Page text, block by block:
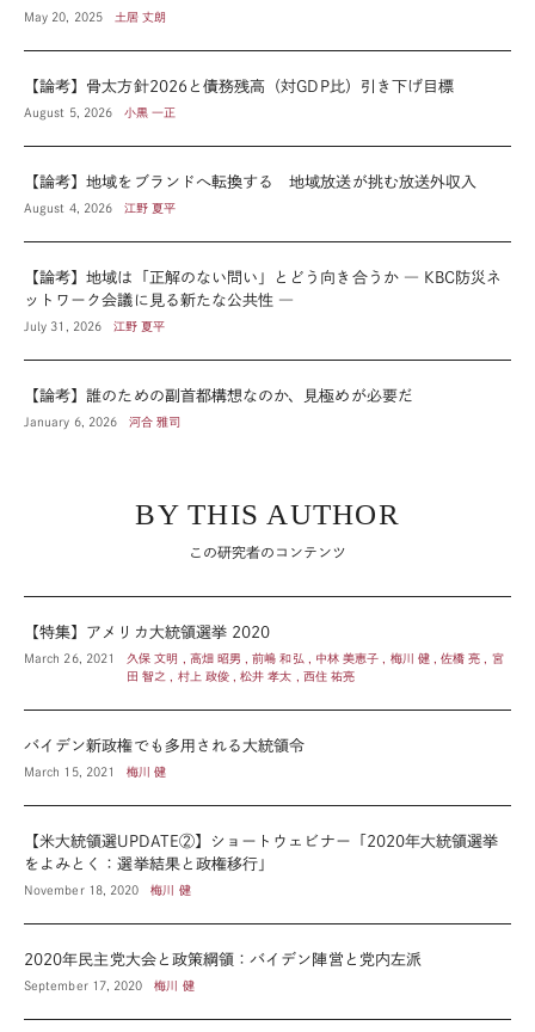
May 20, 2025 土居 丈朗
【論考】骨太方針2026と債務残高（対GDP比）引き下げ目標
August 5, 2026 小黒 一正
【論考】地域をブランドへ転換する 地域放送が挑む放送外収入
August 4, 2026 江野 夏平
【論考】地域は「正解のない問い」とどう向き合うか ― KBC防災ネ
ットワーク会議に見る新たな公共性 ―
July 31, 2026 江野 夏平
【論考】誰のための副首都構想なのか、見極めが必要だ
January 6, 2026 河合 雅司
BY THIS AUTHOR
この研究者のコンテンツ
【特集】アメリカ大統領選挙 2020
March 26, 2021
久保 文明 , 高畑 昭男 , 前嶋 和弘 , 中林 美恵子 , 梅川 健 , 佐橋 亮 , 宮
田 智之 , 村上 政俊 , 松井 孝太 , 西住 祐亮
バイデン新政権でも多用される大統領令
March 15, 2021 梅川 健
【米大統領選UPDATE②】ショートウェビナー「2020年大統領選挙
をよみとく：選挙結果と政権移行」
November 18, 2020 梅川 健
2020年民主党大会と政策綱領：バイデン陣営と党内左派
September 17, 2020 梅川 健